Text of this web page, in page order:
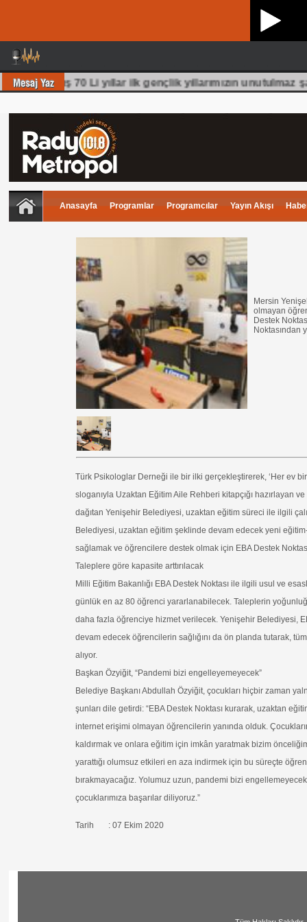
olmuş 70 Li yıllar ilk gençlik yıllarımızın
Anasayfa Programlar Programcılar Yayın Akışı
Mersin
olmayan
Destek
Noktasından
Türk Psikologlar Derneği ile bir ilki gerçekleştirerek, ‘Her ev
sloganıyla Uzaktan Eğitim Aile Rehberi kitapçığı hazırlayan
dağıtan Yenişehir Belediyesi, uzaktan eğitim süreci ile ilgili
Belediyesi, uzaktan eğitim şeklinde devam edecek yeni
sağlamak ve öğrencilere destek olmak için EBA Destek
Taleplere göre kapasite arttırılacak
Milli Eğitim Bakanlığı EBA Destek Noktası ile ilgili usul ve
günlük en az 80 öğrenci yararlanabilecek. Taleplerin
daha fazla öğrenciye hizmet verilecek. Yenişehir Belediyesi,
devam edecek öğrencilerin sağlığını da ön planda tutarak,
alıyor.
Başkan Özyiğit, “Pandemi bizi engelleyemeyecek”
Belediye Başkanı Abdullah Özyiğit, çocukları hiçbir zaman
şunları dile getirdi: “EBA Destek Noktası kurarak, uzaktan
internet erişimi olmayan öğrencilerin yanında olduk.
kaldırmak ve onlara eğitim için imkân yaratmak bizim
yarattığı olumsuz etkileri en aza indirmek için bu süreçte
bırakmayacağız. Yolumuz uzun, pandemi bizi
çocuklarımıza başarılar diliyoruz.”
Tarih : 07 Ekim 2020